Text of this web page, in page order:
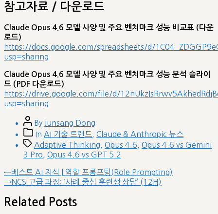
참고자료 / 다운로드
Claude Opus 4.6 모델 사양 및 주요 벤치마크 성능 비교표 (다운
로드)
https://docs.google.com/spreadsheets/d/
usp=sharing
Claude Opus 4.6 모델 사양 및 주요 벤치마크 성능 분석 슬라이
드 (PDF 다운로드)
https://drive.google.com/file/d/
usp=sharing
Post
author
By Junsang Dong
Post
categories
In AI 기술 트랜드
Claude & Anthropic 뉴스
TagsAdaptive Thinking Opus 4.6
Opus 4.6 vs Gemini
3 Pro
Opus 4.6 vs GPT 5.2
글
내
비
게
←Previous
post:
베스트 AI 지식 | 역할 프롬프팅(Role Prompting)
→Next
NCS 고급 과정: ‘사례 중심 훈련생 상담’ (12H)
Related Posts